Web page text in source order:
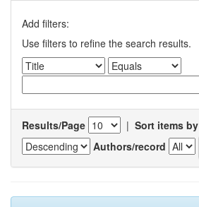
Add filters:
Use filters to refine the search results.
Results/Page | Sort items by
Authors/record